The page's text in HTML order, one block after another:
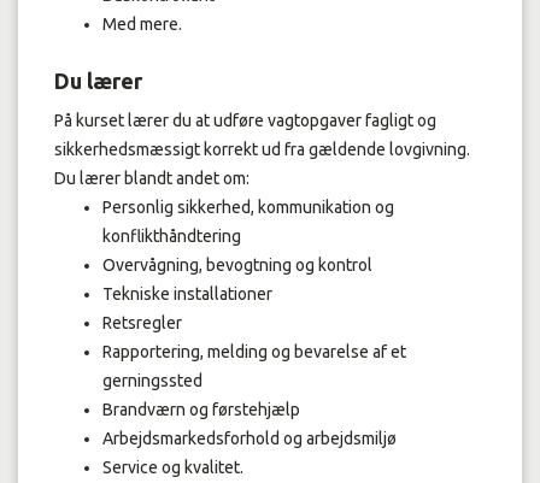
Med mere.
Du lærer
På kurset lærer du at udføre vagtopgaver fagligt og
sikkerhedsmæssigt korrekt ud fra gældende lovgivning.
Du lærer blandt andet om:
Personlig sikkerhed, kommunikation og
konflikthåndtering
Overvågning, bevogtning og kontrol
Tekniske installationer
Retsregler
Rapportering, melding og bevarelse af et
gerningssted
Brandværn og førstehjælp
Arbejdsmarkedsforhold og arbejdsmiljø
Service og kvalitet.